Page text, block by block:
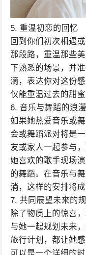
5. 重温初恋的回忆
回到你们初次相遇
那段路，重温那些
下熟悉的场景，并
滴，表达你对这份
仅能重温过去的甜
6. 音乐与舞蹈的浪
如果她热爱音乐或
会或舞蹈派对将是
友或家人一起参与
她喜欢的歌手现场
的舞蹈。在音乐与
淌，这样的安排将
7. 共同展望未来的规
除了物质上的惊喜
与她一起规划未来
旅行计划，都让她
可以是一个详细的